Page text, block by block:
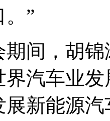
”
期间，胡
汽车业
展新能源